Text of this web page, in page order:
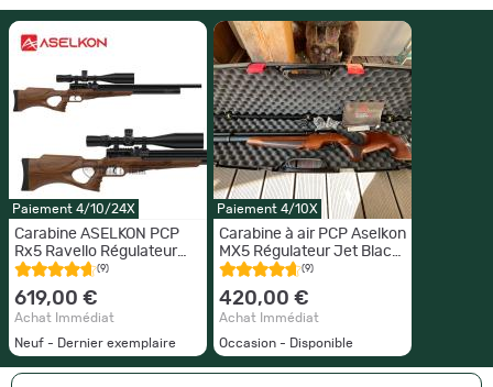
Paiement 4/10/24X
Carabine ASELKON PCP
Rx5 Ravello Régulateur
Jet Black 19j cal 4.5 mm
(9)
619,00 €
Achat Immédiat
Neuf - Dernier exemplaire
Paiement 4/10X
Carabine à air PCP Aselkon
MX5 Régulateur Jet Black
Cal. 5.5 19J (9)
420,00 €
Achat Immédiat
Occasion - Disponible